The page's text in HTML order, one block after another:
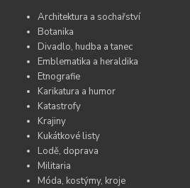
Architektura a sochařství
Botanika
Divadlo, hudba a tanec
Emblematika a heraldika
Etnografie
Karikatura a humor
Katastrofy
Krajiny
Kukátkové listy
Lodě, doprava
Militaria
Móda, kostýmy, kroje